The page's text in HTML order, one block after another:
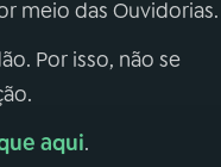
meio das Ouvidorias.
Por isso, não se
aqui.